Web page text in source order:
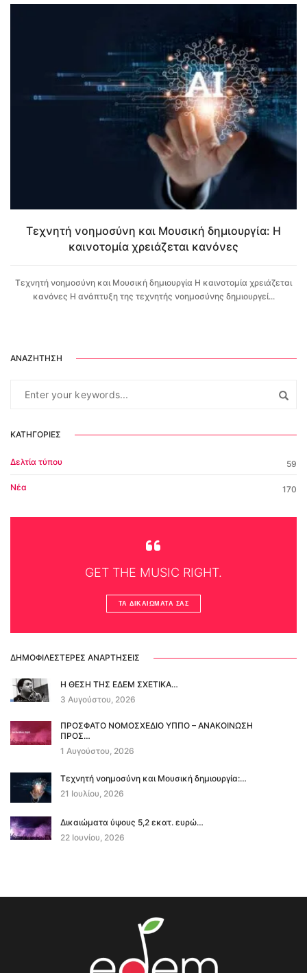
Τεχνητή νοημοσύνη και Μουσική δημιουργία: Η
καινοτομία χρειάζεται κανόνες
Τεχνητή νοημοσύνη και Μουσική δημιουργία Η καινοτομία χρειάζεται
κανόνες Η ανάπτυξη της τεχνητής νοημοσύνης δημιουργεί...
ΑΝΑΖΉΤΗΣΗ
ΚΑΤΗΓΟΡΊΕΣ
Δελτία τύπου 59
Νέα 170
GET THE MUSIC RIGHT.
ΤΑ ΔΙΚΑΙΏΜΑΤΆ ΣΑΣ
ΔΗΜΟΦΙΛΈΣΤΕΡΕΣ ΑΝΑΡΤΉΣΕΙΣ
Η ΘΕΣΗ ΤΗΣ ΕΔΕΜ ΣΧΕΤΙΚΑ…
3 Αυγούστου, 2026
ΠΡΟΣΦΑΤΟ ΝΟΜΟΣΧΕΔΙΟ ΥΠΠΟ – ΑΝΑΚΟΙΝΩΣΗ
ΠΡΟΣ…
1 Αυγούστου, 2026
Τεχνητή νοημοσύνη και Μουσική δημιουργία:…
21 Ιουλίου, 2026
Δικαιώματα ύψους 5,2 εκατ. ευρώ…
22 Ιουνίου, 2026